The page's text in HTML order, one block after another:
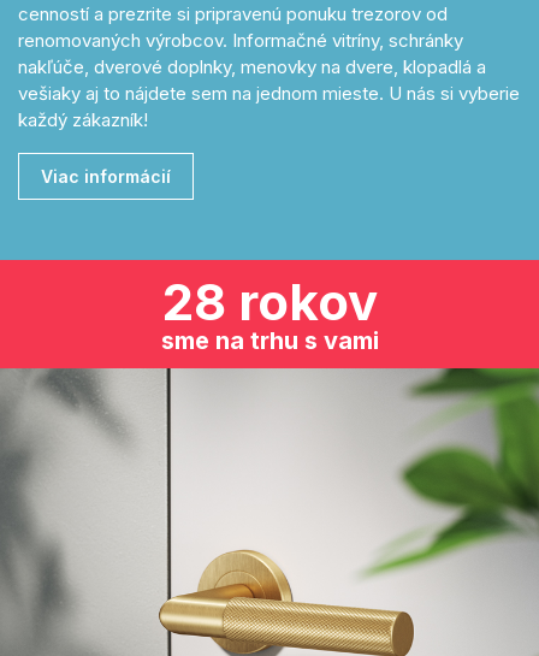
cenností a prezrite si pripravenú ponuku trezorov od
renomovaných výrobcov. Informačné vitríny, schránky
nakľúče, dverové doplnky, menovky na dvere, klopadlá a
vešiaky aj to nájdete sem na jednom mieste. U nás si vyberie
každý zákazník!
Viac informácií
28 rokov
sme na trhu s vami